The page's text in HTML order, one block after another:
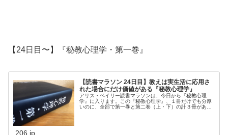
【24日目〜】『秘教心理学・第一巻』
【読書マラソン 24日目】教えは実生活に応用さ
れた場合にだけ価値がある『秘教心理学』
アリス・ベイリー読書マラソンは、今日から『秘教心理
学』に入ります。この『秘教心理学』、１冊だけでも分厚
いのに、全部で第一巻と第二巻（上・下）の計３冊があり
206.jp